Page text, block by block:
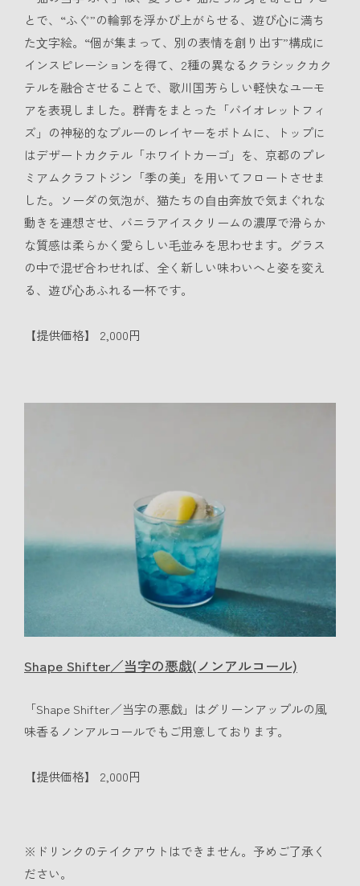
とで、“ふぐ”の輪郭を浮かび上がらせる、遊び⼼に満ち
た⽂字絵。“個が集まって、別の表情を創り出す”構成に
インスピレーションを得て、2種の異なるクラシックカク
テルを融合させることで、歌川国芳らしい軽快なユーモ
アを表現しました。群⻘をまとった「バイオレットフィ
ズ」の神秘的なブルーのレイヤーをボトムに、トップに
はデザートカクテル「ホワイトカーゴ」を、京都のプレ
ミアムクラフトジン「季の美」を⽤いてフロートさせま
した。ソーダの気泡が、猫たちの⾃由奔放で気まぐれな
動きを連想させ、バニラアイスクリームの濃厚で滑らか
な質感は柔らかく愛らしい⽑並みを思わせます。グラス
の中で混ぜ合わせれば、全く新しい味わいへと姿を変え
る、遊び⼼あふれる⼀杯です。
【提供価格】 2,000円
Shape Shifter／当字の悪戯(ノンアルコール)
「Shape Shifter／当字の悪戯」はグリーンアップルの風
味香るノンアルコールでもご用意しております。
【提供価格】 2,000円
※ドリンクのテイクアウトはできません。予めご了承く
ださい。